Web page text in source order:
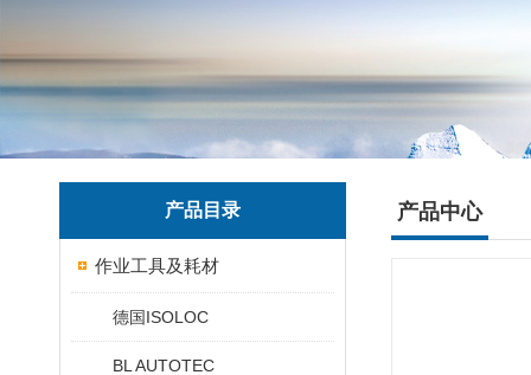
产品目录
作业工具及耗材
德国ISOLOC
BL AUTOTEC
产品中心